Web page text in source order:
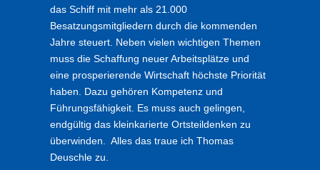
das Schiff mit mehr als 21.000
Besatzungsmitgliedern durch die kommenden
Jahre steuert. Neben vielen wichtigen Themen
muss die Schaffung neuer Arbeitsplätze und
eine prosperierende Wirtschaft höchste Priorität
haben. Dazu gehören Kompetenz und
Führungsfähigkeit. Es muss auch gelingen,
endgültig das kleinkarierte Ortsteildenken zu
überwinden. Alles das traue ich Thomas
Deuschle zu.